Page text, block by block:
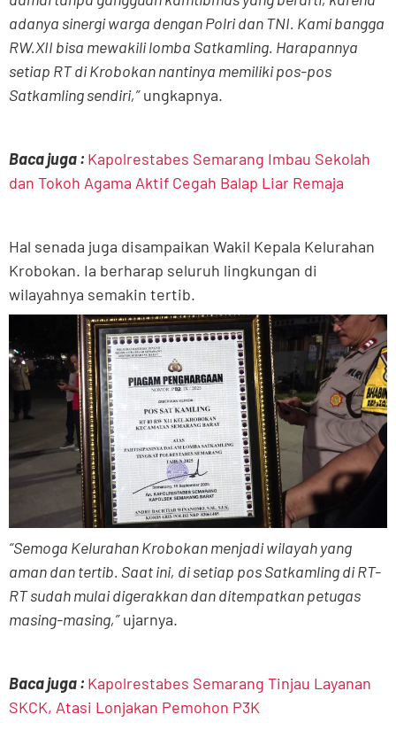
adanya sinergi warga dengan Polri dan TNI. Kami bangga
RW.XII bisa mewakili lomba Satkamling. Harapannya
setiap RT di Krobokan nantinya memiliki pos-pos
Satkamling sendiri,”ungkapnya.
Baca juga : Kapolrestabes Semarang Imbau Sekolah
dan Tokoh Agama Aktif Cegah Balap Liar Remaja
Hal senada juga disampaikan Wakil Kepala Kelurahan
Krobokan. Ia berharap seluruh lingkungan di
wilayahnya semakin tertib.
“Semoga Kelurahan Krobokan menjadi wilayah yang
aman dan tertib. Saat ini, di setiap pos Satkamling di RT-
RT sudah mulai digerakkan dan ditempatkan petugas
masing-masing,”ujarnya.
Baca juga : Kapolrestabes Semarang Tinjau Layanan
SKCK, Atasi Lonjakan Pemohon P3K